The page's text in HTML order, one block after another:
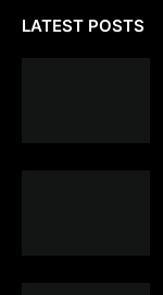
LATEST POSTS